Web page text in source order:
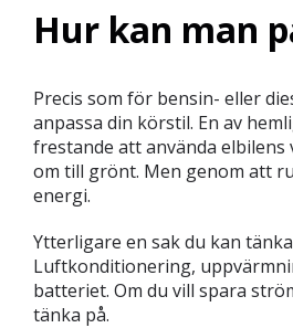
Hur kan man
Precis som för bensin- eller
anpassa din körstil. En av
frestande att använda
om till grönt. Men genom att
energi.
Ytterligare en sak du kan
Luftkonditionering,
batteriet. Om du vill spara
tänka på.